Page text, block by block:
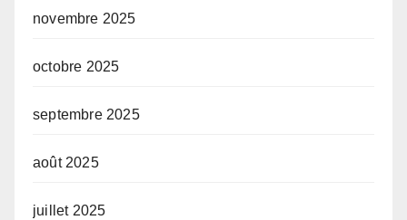
novembre 2025
octobre 2025
septembre 2025
août 2025
juillet 2025